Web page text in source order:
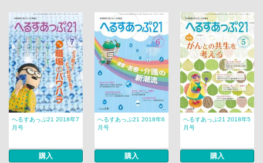
へるすあっぷ21 2018年7
月号
購入
へるすあっぷ21 2018年6
月号
購入
へるすあっぷ21 2018年5
月号
購入